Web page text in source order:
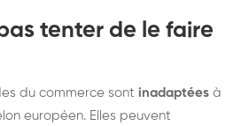
tenter de le faire
du commerce sont inadaptées à
européen. Elles peuvent